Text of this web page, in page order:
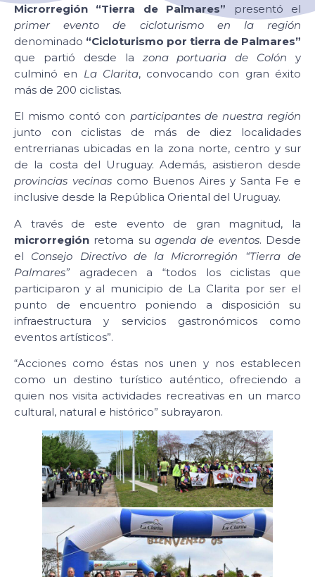
Microrregión “Tierra de Palmares” presentó el
primer evento de cicloturismo en la región
denominado “Cicloturismo por tierra de Palmares”
que partió desde la zona portuaria de Colón y
culminó en La Clarita, convocando con gran éxito
más de 200 ciclistas.
El mismo contó con participantes de nuestra región
junto con ciclistas de más de diez localidades
entrerrianas ubicadas en la zona norte, centro y sur
de la costa del Uruguay. Además, asistieron desde
provincias vecinascomo Buenos Aires y Santa Fe e
inclusive desde la República Oriental del Uruguay.
A través de este evento de gran magnitud, la
microrregión retoma su agenda de eventos. Desde
el Consejo Directivo de la Microrregión “Tierra de
Palmares”agradecen a “todos los ciclistas que
participaron y al municipio de La Clarita por ser el
punto de encuentro poniendo a disposición su
infraestructura y servicios gastronómicos como
eventos artísticos”.
“Acciones como éstas nos unen y nos establecen
como un destino turístico auténtico, ofreciendo a
quien nos visita actividades recreativas en un marco
cultural, natural e histórico” subrayaron.